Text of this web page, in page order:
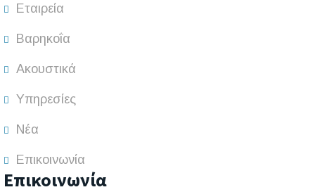
Εταιρεία
Βαρηκοΐα
Ακουστικά
Υπηρεσίες
Νέα
Επικοινωνία
Επικοινωνία